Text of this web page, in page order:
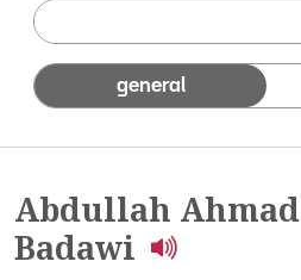
general
Abdullah Ahmad
Badawi